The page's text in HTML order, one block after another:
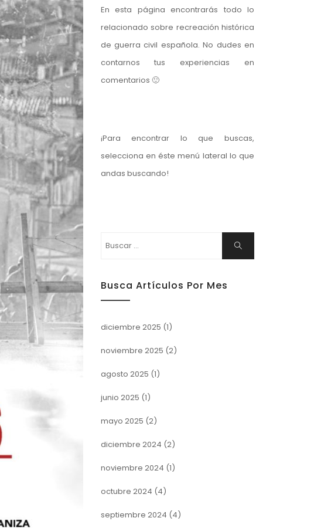
En esta página encontrarás todo lo
relacionado sobre recreación histórica
de guerra civil española. No dudes en
contarnos tus experiencias en
comentarios 🙂
¡Para encontrar lo que buscas,
selecciona en éste menú lateral lo que
andas buscando!
Buscar
Busca Artículos Por Mes
diciembre 2025 (1)
noviembre 2025 (2)
agosto 2025 (1)
junio 2025 (1)
mayo 2025 (2)
diciembre 2024 (2)
noviembre 2024 (1)
octubre 2024 (4)
septiembre 2024 (4)